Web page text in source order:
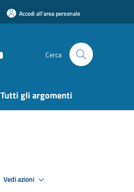
Accedi all'area personale
Cerca
Tutti gli argomenti
Vedi azioni